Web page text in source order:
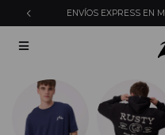
ENVÍOS EXPRESS EN
